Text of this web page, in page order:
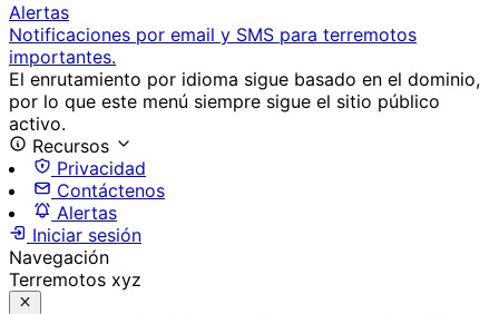
Alertas
Notificaciones por email y SMS para terremotos
importantes.
El enrutamiento por idioma sigue basado en el dominio,
por lo que este menú siempre sigue el sitio público
activo.
Recursos
Privacidad
Contáctenos
Alertas
Iniciar sesión
Navegación
Terremotos xyz